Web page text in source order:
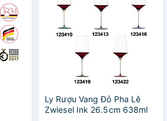
Ly Rượu Vang Đỏ Pha Lê
Zwiesel Ink 26.5cm 638ml